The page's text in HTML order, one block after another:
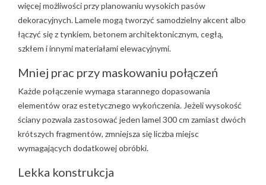
więcej możliwości przy planowaniu wysokich pasów
dekoracyjnych. Lamele mogą tworzyć samodzielny akcent albo
łączyć się z tynkiem, betonem architektonicznym, cegłą,
szkłem i innymi materiałami elewacyjnymi.
Mniej prac przy maskowaniu połączeń
Każde połączenie wymaga starannego dopasowania
elementów oraz estetycznego wykończenia. Jeżeli wysokość
ściany pozwala zastosować jeden lamel 300 cm zamiast dwóch
krótszych fragmentów, zmniejsza się liczba miejsc
wymagających dodatkowej obróbki.
Lekka konstrukcja